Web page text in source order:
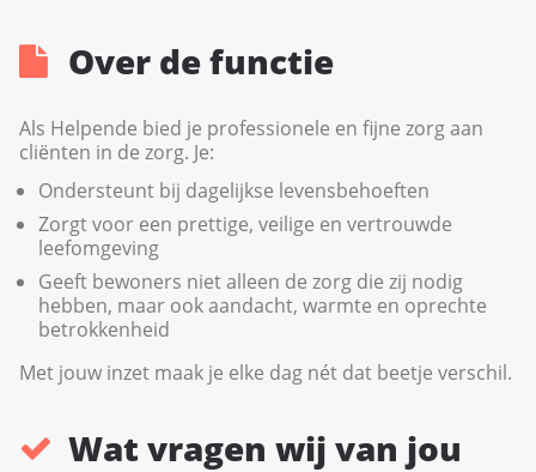
Over de functie
Als Helpende bied je professionele en fijne zorg aan
cliënten in de zorg. Je:
Ondersteunt bij dagelijkse levensbehoeften
Zorgt voor een prettige, veilige en vertrouwde
leefomgeving
Geeft bewoners niet alleen de zorg die zij nodig
hebben, maar ook aandacht, warmte en oprechte
betrokkenheid
Met jouw inzet maak je elke dag nét dat beetje verschil.
Wat vragen wij van jou